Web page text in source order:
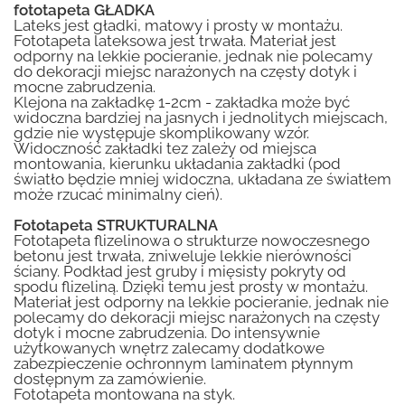
fototapeta GŁADKA
Lateks jest gładki, matowy i prosty w montażu.
Fototapeta lateksowa jest trwała. Materiał jest
odporny na lekkie pocieranie, jednak nie polecamy
do dekoracji miejsc narażonych na częsty dotyk i
mocne zabrudzenia.
Klejona na zakładkę 1-2cm - zakładka może być
widoczna bardziej na jasnych i jednolitych miejscach,
gdzie nie występuje skomplikowany wzór.
Widoczność zakładki tez zależy od miejsca
montowania, kierunku układania zakładki (pod
światło będzie mniej widoczna, układana ze światłem
może rzucać minimalny cień).
Fototapeta STRUKTURALNA
Fototapeta flizelinowa o strukturze nowoczesnego
betonu jest trwała, zniweluje lekkie nierówności
ściany. Podkład jest gruby i mięsisty pokryty od
spodu flizeliną. Dzięki temu jest prosty w montażu.
Materiał jest odporny na lekkie pocieranie, jednak nie
polecamy do dekoracji miejsc narażonych na częsty
dotyk i mocne zabrudzenia. Do intensywnie
użytkowanych wnętrz zalecamy dodatkowe
zabezpieczenie ochronnym laminatem płynnym
dostępnym za zamówienie.
Fototapeta montowana na styk.